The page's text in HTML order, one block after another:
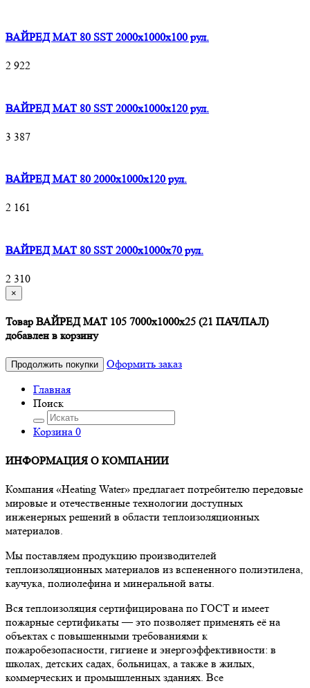
ВАЙРЕД МАТ 80 SST 2000x1000x100 рул.
2 922
ВАЙРЕД МАТ 80 SST 2000x1000x120 рул.
3 387
ВАЙРЕД МАТ 80 2000x1000x120 рул.
2 161
ВАЙРЕД МАТ 80 SST 2000x1000x70 рул.
2 310
×
Товар ВАЙРЕД МАТ 105 7000х1000х25 (21 ПАЧ/ПАЛ)
добавлен в корзину
Продолжить покупки
Оформить заказ
Главная
Поиск
Корзина 0
ИНФОРМАЦИЯ О КОМПАНИИ
Компания «Heating Water» предлагает потребителю передовые
мировые и отечественные технологии доступных
инженерных решений в области теплоизоляционных
материалов.
Мы поставляем продукцию производителей
теплоизоляционных материалов из вспененного полиэтилена,
каучука, полиолефина и минеральной ваты.
Вся теплоизоляция сертифицирована по ГОСТ и имеет
пожарные сертификаты — это позволяет применять её на
объектах с повышенными требованиями к
пожаробезопасности, гигиене и энергоэффективности: в
школах, детских садах, больницах, а также в жилых,
коммерческих и промышленных зданиях. Все